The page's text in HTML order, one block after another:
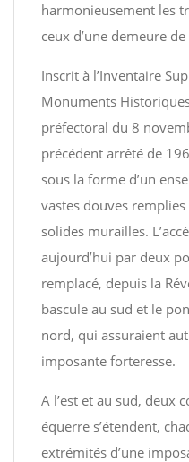
harmonieusement les
ceux d’une demeure
Inscrit à l’Inventaire
Monuments
préfectoral du 8
précédent arrêté de
sous la forme d’un
vastes douves remplies
solides murailles.
aujourd’hui par deux
remplacé, depuis la
bascule au sud et le
nord, qui assuraient
imposante forteresse.
A l’est et au sud, deux
équerre s’étendent,
extrémités d’une